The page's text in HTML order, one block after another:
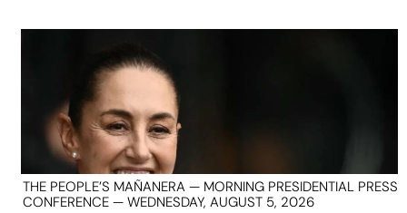
THE PEOPLE’S MAÑANERA — MORNING PRESIDENTIAL PRESS
CONFERENCE — WEDNESDAY, AUGUST 5, 2026